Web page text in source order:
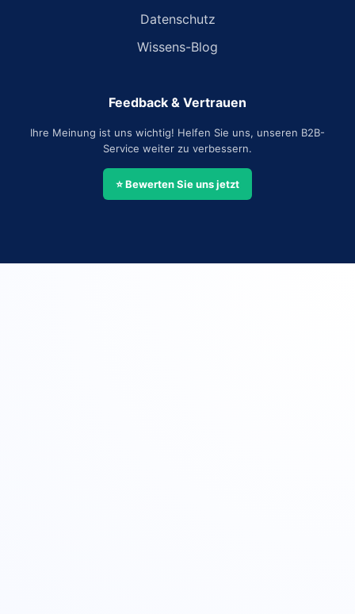
Datenschutz
Wissens-Blog
Feedback & Vertrauen
Ihre Meinung ist uns wichtig! Helfen Sie uns, unseren B2B-
Service weiter zu verbessern.
⭐ Bewerten Sie uns jetzt